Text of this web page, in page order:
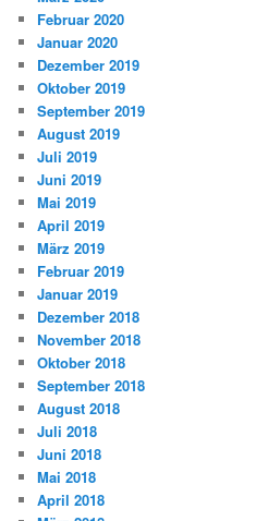
Februar 2020
Januar 2020
Dezember 2019
Oktober 2019
September 2019
August 2019
Juli 2019
Juni 2019
Mai 2019
April 2019
März 2019
Februar 2019
Januar 2019
Dezember 2018
November 2018
Oktober 2018
September 2018
August 2018
Juli 2018
Juni 2018
Mai 2018
April 2018